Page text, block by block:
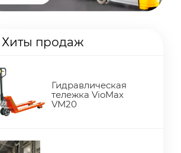
Хиты продаж
Гидравлическая
тележка VioMax
VM20